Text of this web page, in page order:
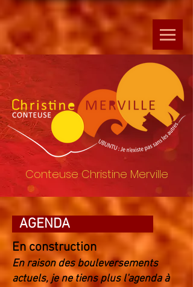
Conteuse Christine Merville
AGENDA
En construction
En raison des bouleversements
actuels, je ne tiens plus l'agenda à